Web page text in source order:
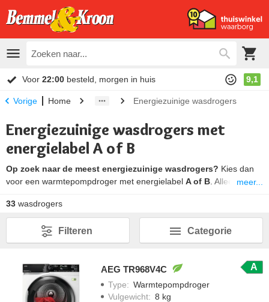
Voor 22:00 besteld, morgen in huis 9,1
Vorige Home Energiezuinige wasdrogers
Energiezuinige wasdrogers met
energielabel A of B
Op zoek naar de meest energiezuinige wasdrogers? Kies dan
voor een warmtepompdroger met energielabel A of B . Alleen deze
Dankzij de efficiënte warmtepomptechniek verbruiken deze drogers
aanzienlijk minder stroom, wat zowel goed is voor je portemonnee
als het milieu.
meer...
33 wasdrogers
Categorie
Filteren
AEG TR968V4C A
Type: Warmtepompdroger
Vulgewicht: 8 kg